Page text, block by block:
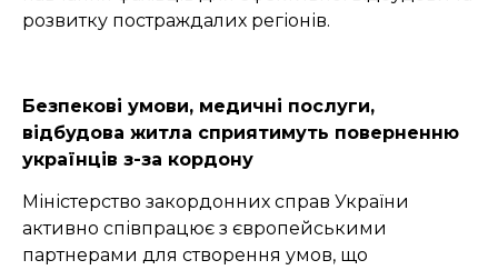
розвитку постраждалих регіонів.
Безпекові умови, медичні послуги,
відбудова житла сприятимуть поверненню
українців з-за кордону
Міністерство закордонних справ України
активно співпрацює з європейськими
партнерами для створення умов, що